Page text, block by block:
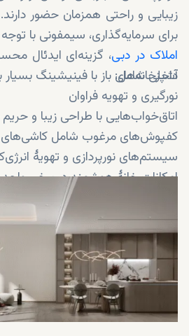
زیبایی و راحتی همزمان حضور
برای سرمایه‌گذاری، سیمفونی با
املاک در دبی، گزینه‌ای ایدئال
داخلی شامل:
آشپزخانه‌های باز با فینیشینگ بسیار
نورگیری و تهویه فراوان
اتاق‌خواب‌هایی با طراحی زیبا و
کفپوش‌های مرغوب شامل کاشی‌های
سیستم‌های نورپردازی و تهویهٔ
امکانات خانهٔ هوشمند در برخی